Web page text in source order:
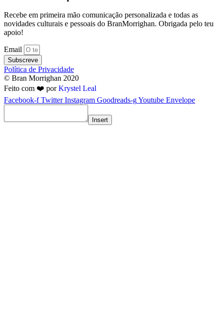
Recebe em primeira mão comunicação personalizada e todas as
novidades culturais e pessoais do BranMorrighan. Obrigada pelo teu
apoio!
Email
Subscreve
Política de Privacidade
© Bran Morrighan 2020
Feito com ❤️ porKrystel Leal
Facebook-f Twitter Instagram Goodreads-gYoutube Envelope
Insert